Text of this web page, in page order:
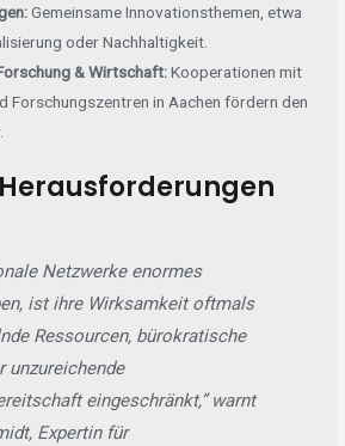
Gemeinsame Innovationsthemen, etwa
oder Nachhaltigkeit.
& Wirtschaft:Kooperationen mit
Forschungszentren in Aachen fördern den
Netzwerke enormes
ist ihre Wirksamkeit oftmals
Ressourcen, bürokratische
unzureichende
eingeschränkt,” warnt
Expertin für